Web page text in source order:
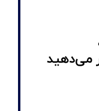
می‌دهید